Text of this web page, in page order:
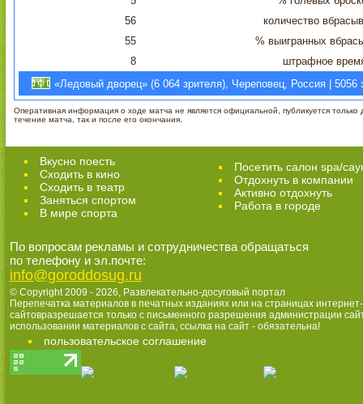
56
количество
55
% выигранных
8
штрафное
«Ледовый дворец» (6 064 зрителя), Череповец, Россия | 5056
Оперативная информация о ходе матча не является официальной, публикуется только
течение матча, так и после его окончания.
Вкусно поесть
Сходить в кино
Cходить в театр
Заняться спортом
В мире спорта
Посетить салон spa/
Отдохнуть в компании
Активно отдохнуть
Работа в городе
По вопросам рекламы и сотрудничества обращаться
по телефону и эл.почте:
info@goroddosug.ru
© Copyright 2009 - 2026, Развлекательно-досуговый портал
Перепечатка материалов в печатных изданиях или на страницах интернет-
сайтовразрешается только с письменного разрешения администрации
использовании материалов с сайта, ссылка на сайт - обязательна!
пользовательское соглашение